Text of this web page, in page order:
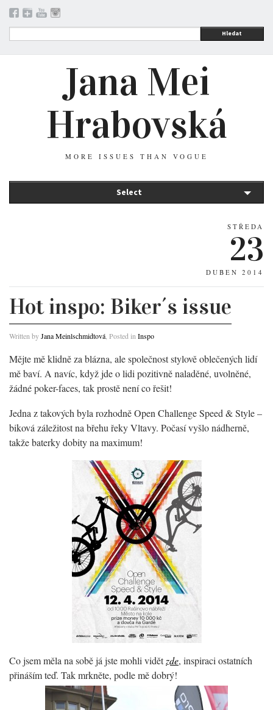
Hledat
Jana Mei
Hrabovská
MORE ISSUES THAN VOGUE
Select
STŘEDA
23
DUBEN 2014
Hot inspo: Biker´s issue
Written byJana Meinlschmidtová , Posted in Inspo
Mějte mě klidně za blázna, ale společnost stylově oblečených lidí
mě baví. A navíc, když jde o lidi pozitivně naladěné, uvolněné,
žádné poker-faces, tak prostě není co řešit!
Jedna z takových byla rozhodně Open Challenge Speed & Style –
biková záležitost na břehu řeky Vltavy. Počasí vyšlo nádherně,
takže baterky dobity na maximum!
Co jsem měla na sobě já jste mohli vidětzde, inspiraci ostatních
přináším teď. Tak mrkněte, podle mě dobrý!